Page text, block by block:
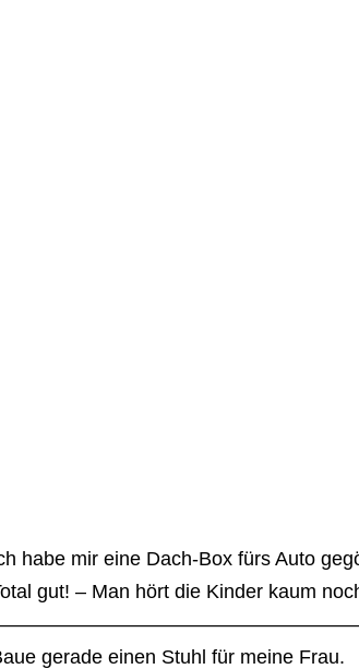
habe mir eine Dach-Box fürs Auto
gut! – Man hört die Kinder kaum
gerade einen Stuhl für meine Frau.